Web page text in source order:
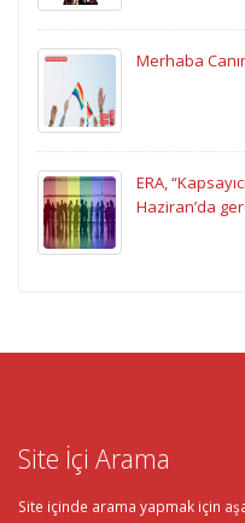
Merhaba
ERA,
Haziran’da
Site İçi Arama
Site içinde arama yapmak için